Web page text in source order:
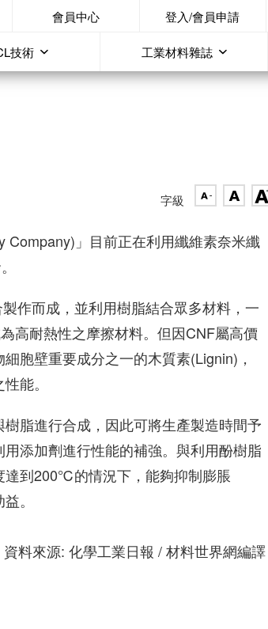
會員中心 登入/會員申請
技術 工業材料雜誌
字級
Company)」目前正在利用纖維素奈米纖
作而成，並利用樹脂結合眾多材料，一
高耐熱性之摩擦材料。但因CNF屬高價
胞壁重要成分之一的木質素(Lignin)，
能。
脂進行合成，因此可將生產製造時間予
添加劑進行性能的補強。與利用酚樹脂
達到200℃的情況下，能夠抑制膨脹
。
資料來源: 化學工業日報 / 材料世界網編譯